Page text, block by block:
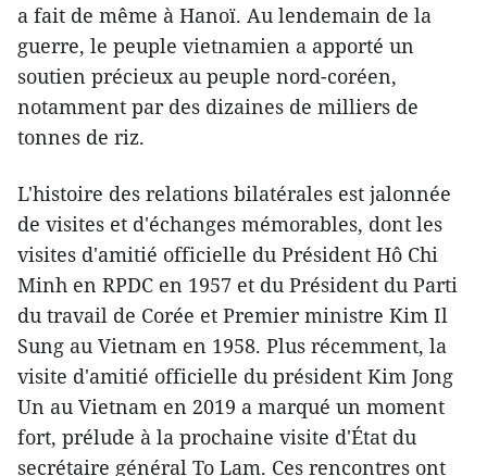
a fait de même à Hanoï. Au lendemain de la
guerre, le peuple vietnamien a apporté un
soutien précieux au peuple nord-coréen,
notamment par des dizaines de milliers de
tonnes de riz.
L'histoire des relations bilatérales est jalonnée
de visites et d'échanges mémorables, dont les
visites d'amitié officielle du Président Hô Chi
Minh en RPDC en 1957 et du Président du Parti
du travail de Corée et Premier ministre Kim Il
Sung au Vietnam en 1958. Plus récemment, la
visite d'amitié officielle du président Kim Jong
Un au Vietnam en 2019 a marqué un moment
fort, prélude à la prochaine visite d'État du
secrétaire général To Lam. Ces rencontres ont